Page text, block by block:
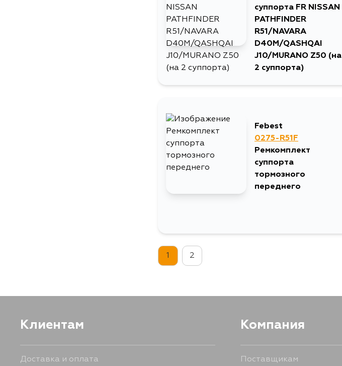
суппорта FR NISSAN
PATHFINDER
R51/NAVARA
D40M/QASHQAI
J10/MURANO Z50 (на
2 суппорта)
Febest
0275-R51F
Ремкомплект
суппорта
тормозного
переднего
1 2
Клиентам
Доставка и оплата
Компания
Поставщикам